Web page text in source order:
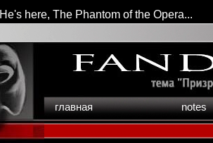
He's here, The Phantom of the Opera...
главная notes